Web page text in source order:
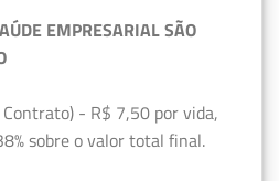
EMPRESARIAL SÃO
Contrato) - R$ 7,50 por vida,
sobre o valor total final.